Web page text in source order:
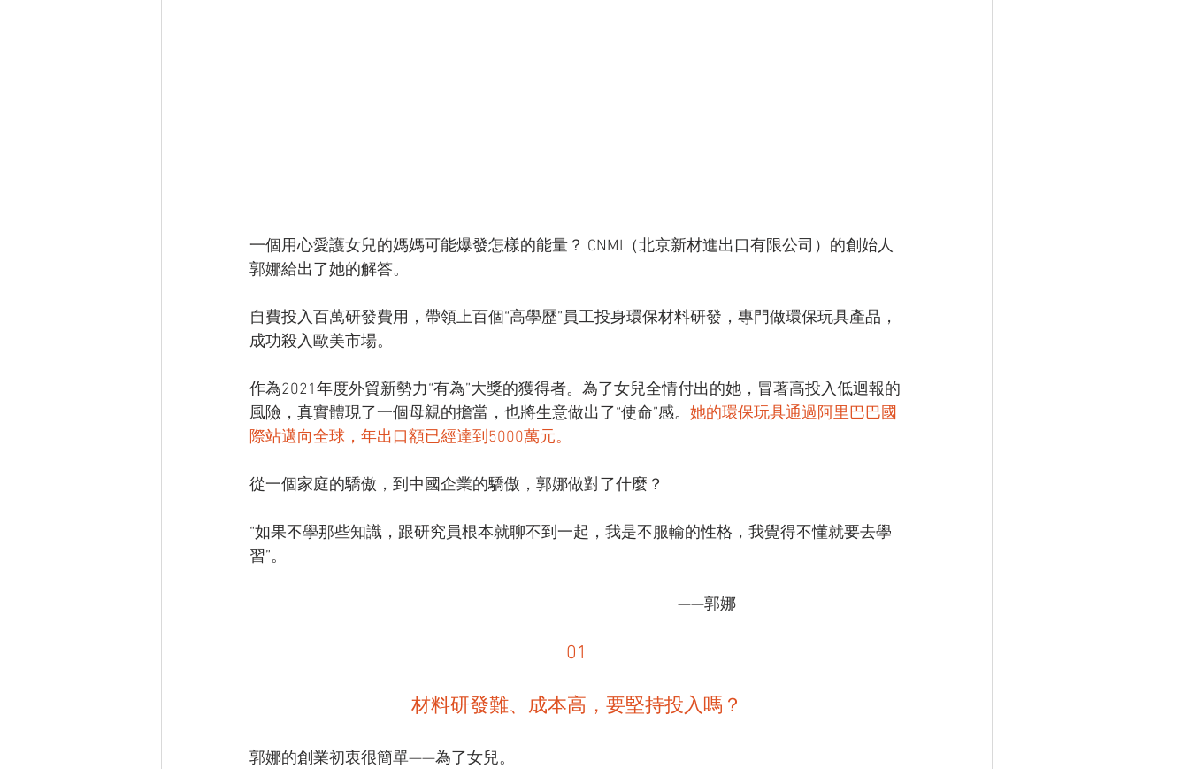
一個用心愛護女兒的媽媽可能爆發怎樣的能量？ CNMI（北京新材進出口有限公司）的創始人
郭娜給出了她的解答。
自費投入百萬研發費用，帶領上百個“高學歷”員工投身環保材料研發，專門做環保玩具產品，
成功殺入歐美市場。
作為2021年度外貿新勢力“有為”大獎的獲得者。為了女兒全情付出的她，冒著高投入低迴報的
風險，真實體現了一個母親的擔當，也將生意做出了“使命”感。 她的環保玩具通過阿里巴巴國
際站邁向全球，年出口額已經達到5000萬元。
從一個家庭的驕傲，到中國企業的驕傲，郭娜做對了什麼？
“如果不學那些知識，跟研究員根本就聊不到一起，我是不服輸的性格，我覺得不懂就要去學
習”。
                                                                                                                         ——郭娜
01
材料研發難、成本高，要堅持投入嗎？
郭娜的創業初衷很簡單——為了女兒。